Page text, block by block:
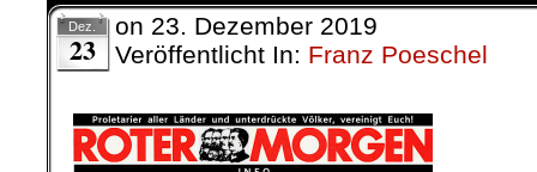
Dez.
23
on 23. Dezember 2019
Veröffentlicht In: Franz Poeschel